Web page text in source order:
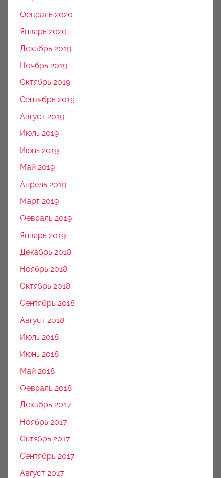
Февраль 2020
Январь 2020
Декабрь 2019
Ноябрь 2019
Октябрь 2019
Сентябрь 2019
Август 2019
Июль 2019
Июнь 2019
Май 2019
Апрель 2019
Март 2019
Февраль 2019
Январь 2019
Декабрь 2018
Ноябрь 2018
Октябрь 2018
Сентябрь 2018
Август 2018
Июль 2018
Июнь 2018
Май 2018
Февраль 2018
Декабрь 2017
Ноябрь 2017
Октябрь 2017
Сентябрь 2017
Август 2017